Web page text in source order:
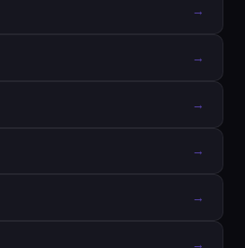
→
→
→
→
→
→